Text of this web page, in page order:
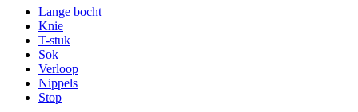
Lange bocht
Knie
T-stuk
Sok
Verloop
Nippels
Stop